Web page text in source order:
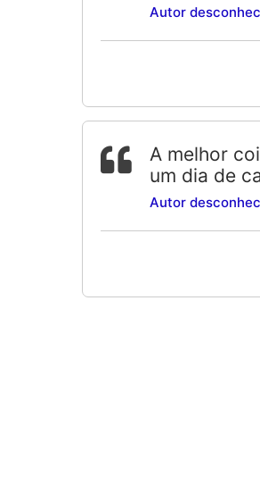
Autor
A melhor
um dia de
Autor